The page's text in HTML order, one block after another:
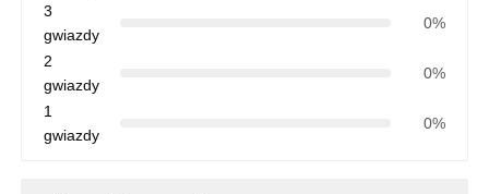
3
gwiazdy
0%
2
gwiazdy
0%
1
gwiazdy
0%